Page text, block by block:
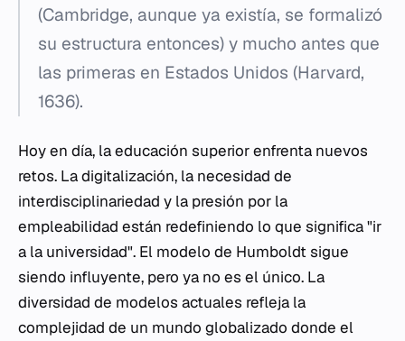
(Cambridge, aunque ya existía, se formalizó
su estructura entonces) y mucho antes que
las primeras en Estados Unidos (Harvard,
1636).
Hoy en día, la educación superior enfrenta nuevos
retos. La digitalización, la necesidad de
interdisciplinariedad y la presión por la
empleabilidad están redefiniendo lo que significa "ir
a la universidad". El modelo de Humboldt sigue
siendo influyente, pero ya no es el único. La
diversidad de modelos actuales refleja la
complejidad de un mundo globalizado donde el